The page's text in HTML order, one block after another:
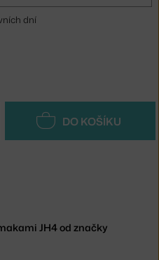
dní
DO KOŠÍKU
JH4 od značky